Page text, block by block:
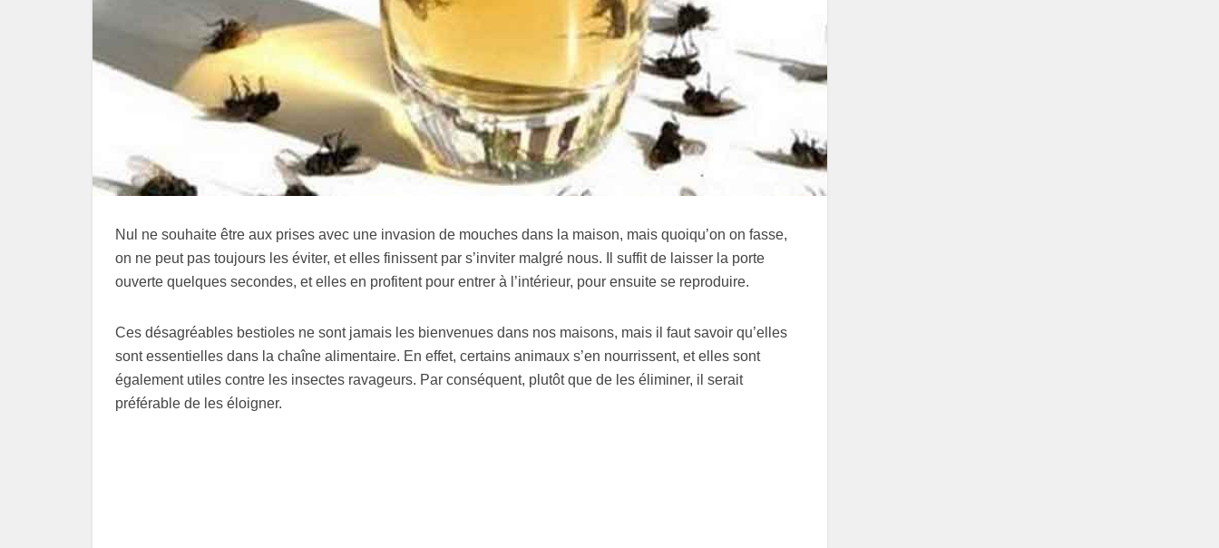
Nul ne souhaite être aux prises avec une invasion de mouches dans la maison, mais quoiqu’on on fasse,
on ne peut pas toujours les éviter, et elles finissent par s’inviter malgré nous. Il suffit de laisser la porte
ouverte quelques secondes, et elles en profitent pour entrer à l’intérieur, pour ensuite se reproduire.
Ces désagréables bestioles ne sont jamais les bienvenues dans nos maisons, mais il faut savoir qu’elles
sont essentielles dans la chaîne alimentaire. En effet, certains animaux s’en nourrissent, et elles sont
également utiles contre les insectes ravageurs. Par conséquent, plutôt que de les éliminer, il serait
préférable de les éloigner.